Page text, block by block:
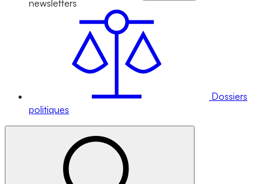
newsletters
Dossiers
politiques